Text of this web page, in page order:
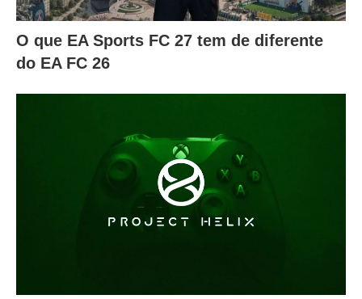
O que EA Sports FC 27 tem de diferente
do EA FC 26